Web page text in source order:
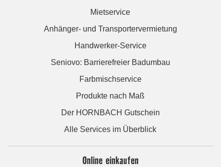
Mietservice
Anhänger- und Transportervermietung
Handwerker-Service
Seniovo: Barrierefreier Badumbau
Farbmischservice
Produkte nach Maß
Der HORNBACH Gutschein
Alle Services im Überblick
Online einkaufen